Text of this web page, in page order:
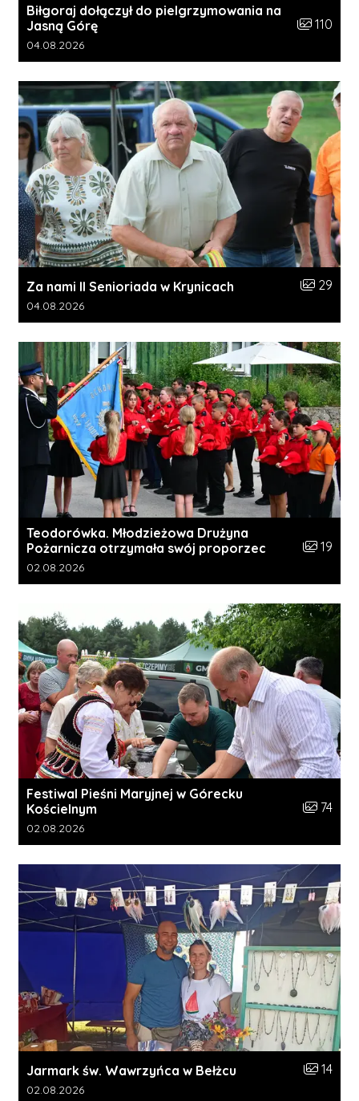
Biłgoraj dołączył do pielgrzymowania na
Jasną Górę
Liczba
110
Data dodania galerii:
04.08.2026
Za nami II Senioriada w Krynicach Liczba
29
Data dodania galerii:
04.08.2026
Teodorówka. Młodzieżowa Drużyna
Pożarnicza otrzymała swój proporzec
Liczba
19
Data dodania galerii:
02.08.2026
Festiwal Pieśni Maryjnej w Górecku
Kościelnym
Liczba
74
Data dodania galerii:
02.08.2026
Jarmark św. Wawrzyńca w Bełżcu Liczba
14
Data dodania galerii:
02.08.2026